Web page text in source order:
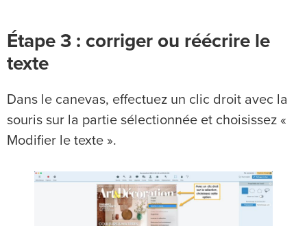
Étape 3 : corriger ou réécrire le
texte
Dans le canevas, effectuez un clic droit avec la
souris sur la partie sélectionnée et choisissez «
Modifier le texte ».